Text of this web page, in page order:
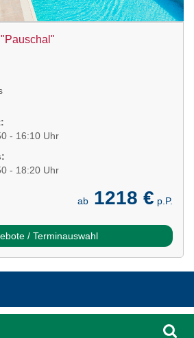
- 16:10 Uhr
- 18:20 Uhr
ab 1218 € p.P.
/ Terminauswahl